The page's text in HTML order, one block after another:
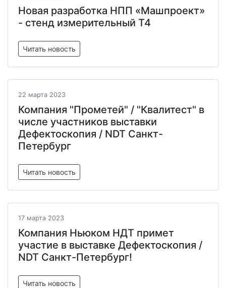
Новая разработка НПП «Машпроект»
- стенд измерительный Т4
Читать новость
22 марта 2023
Компания "Прометей" / "Квалитест" в
числе участников выставки
Дефектоскопия / NDT Санкт-
Петербург
Читать новость
17 марта 2023
Компания Ньюком НДТ примет
участие в выставке Дефектоскопия /
NDT Санкт-Петербург!
Читать новость